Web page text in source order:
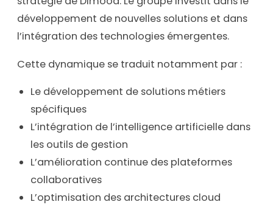
développement de nouvelles solutions et dans
l’intégration des technologies émergentes.
Cette dynamique se traduit notamment par :
Le développement de solutions métiers
spécifiques
L’intégration de l’intelligence artificielle dans
les outils de gestion
L’amélioration continue des plateformes
collaboratives
L’optimisation des architectures cloud